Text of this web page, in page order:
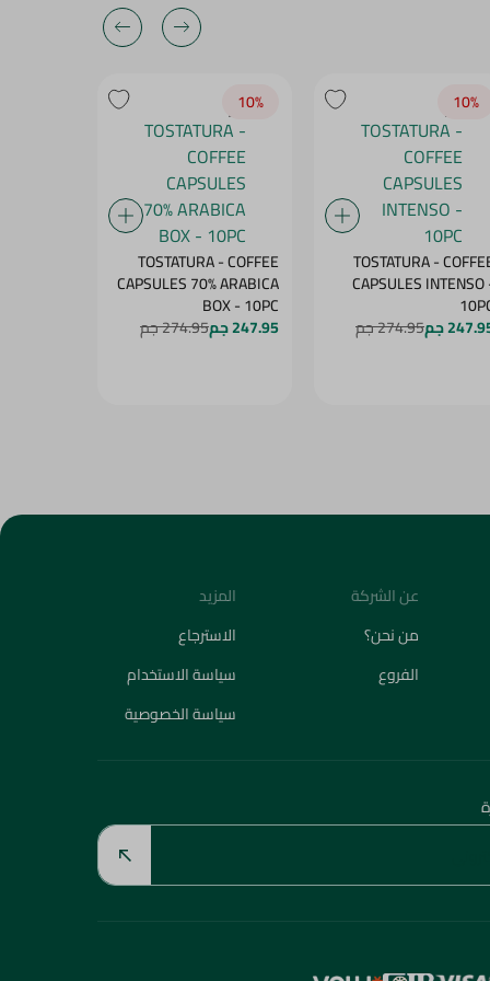
10‎%‎
TOSTATURA -
CAPSULES
جم 274.95 جم
10‎%‎
TOSTATURA - COFFEE
CAPSULES 70% ARABICA
BOX - 10PC
247.95 جم 274.95 جم
عن الشركة
من نحن؟
الفروع
المزيد
الاسترجاع
سياسة الاستخدام
سياسة الخصوصية